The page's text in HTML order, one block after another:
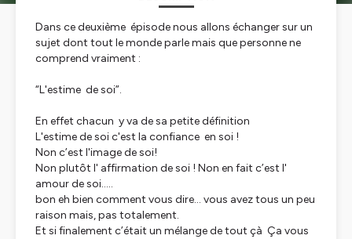
Dans ce deuxième épisode nous allons échanger sur un
sujet dont tout le monde parle mais que personne ne
comprend vraiment :
“L'estime de soi”.
En effet chacun y va de sa petite définition
L'estime de soi c'est la confiance en soi !
Non c’est l'image de soi!
Non plutôt l' affirmation de soi ! Non en fait c’est l'
amour de soi.....
bon eh bien comment vous dire... vous avez tous un peu
raison mais, pas totalement.
Et si finalement c’était un mélange de tout çà Ça vous